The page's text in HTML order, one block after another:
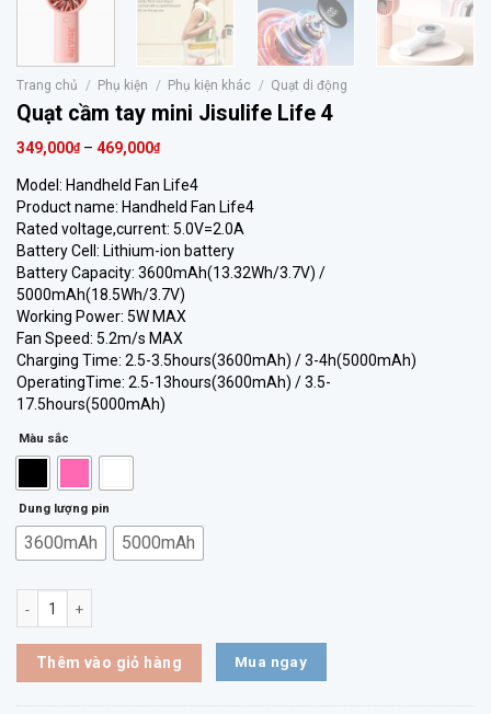
Trang chủ / Phụ kiện / Phụ kiện khác / Quạt di động
Quạt cầm tay mini Jisulife Life 4
349,000₫ – 469,000₫
Model: Handheld Fan Life4
Product name: Handheld Fan Life4
Rated voltage,current: 5.0V=2.0A
Battery Cell: Lithium-ion battery
Battery Capacity: 3600mAh(13.32Wh/3.7V) /
5000mAh(18.5Wh/3.7V)
Working Power: 5W MAX
Fan Speed: 5.2m/s MAX
Charging Time: 2.5-3.5hours(3600mAh) / 3-4h(5000mAh)
OperatingTime: 2.5-13hours(3600mAh) / 3.5-
17.5hours(5000mAh)
Màu sắc
Dung lượng pin
3600mAh 5000mAh
Quạt cầm tay mini Jisulife Life 4 số lượng
Thêm vào giỏ hàng Mua ngay